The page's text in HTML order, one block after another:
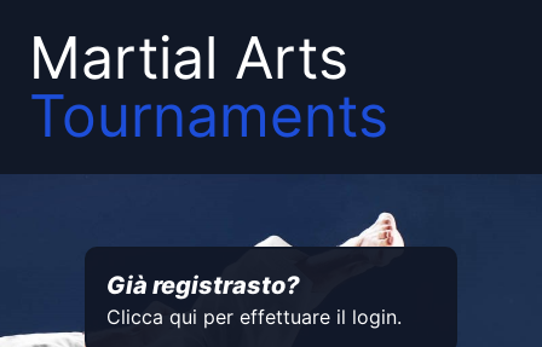
Martial Arts
Tournaments
Già registrasto?
Clicca qui per effettuare il login.